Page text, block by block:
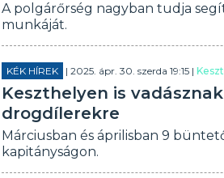
A polgárőrség nagyban tudja
munkáját.
KÉK HÍREK | 2025. ápr. 30. szerda 19:15 |
Keszthelyen is
drogdílerekre
Márciusban és áprilisban 9
kapitányságon.